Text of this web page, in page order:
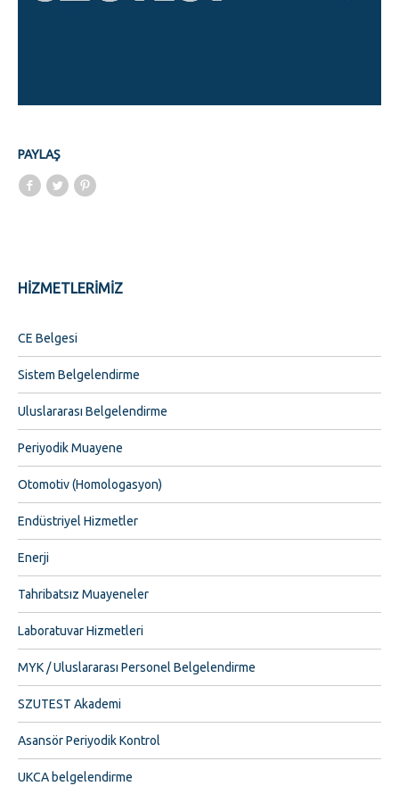
PAYLAŞ
HİZMETLERİMİZ
CE Belgesi
Sistem Belgelendirme
Uluslararası Belgelendirme
Periyodik Muayene
Otomotiv (Homologasyon)
Endüstriyel Hizmetler
Enerji
Tahribatsız Muayeneler
Laboratuvar Hizmetleri
MYK / Uluslararası Personel Belgelendirme
SZUTEST Akademi
Asansör Periyodik Kontrol
UKCA belgelendirme